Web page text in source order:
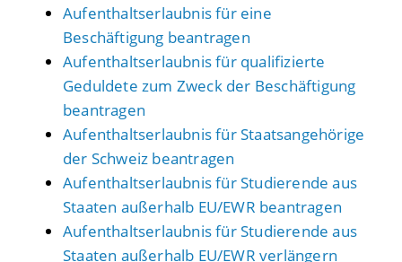
Aufenthaltserlaubnis für eine
Beschäftigung beantragen
Aufenthaltserlaubnis für qualifizierte
Geduldete zum Zweck der Beschäftigung
beantragen
Aufenthaltserlaubnis für Staatsangehörige
der Schweiz beantragen
Aufenthaltserlaubnis für Studierende aus
Staaten außerhalb EU/EWR beantragen
Aufenthaltserlaubnis für Studierende aus
Staaten außerhalb EU/EWR verlängern